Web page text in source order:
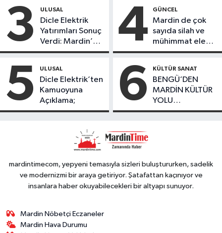
ürünlerini satarak
köydeki
çoçuklara kitap
desteğinde
bulundu
3 ULUSAL
Dicle Elektrik
Yatırımları Sonuç
Verdi: Mardin’de
Kayıp Kaçak
Düşüş
4 GÜNCEL
Mardin de çok
sayıda silah ve
mühimmat ele
geçirildi
5 ULUSAL
Dicle Elektrik’ten
Kamuoyuna
Açıklama;
6 KÜLTÜR SANAT
BENGÜ’DEN
MARDİN KÜLTÜR
YOLU
FESTIVALİ’NDE
mardintimecom, yepyeni temasıyla sizleri buluştururken, sadelik
ve modernizmi bir araya getiriyor. Şatafattan kaçınıyor ve
insanlara haber okuyabilecekleri bir altyapı sunuyor.
Mardin Nöbetçi Eczaneler
Mardin Hava Durumu